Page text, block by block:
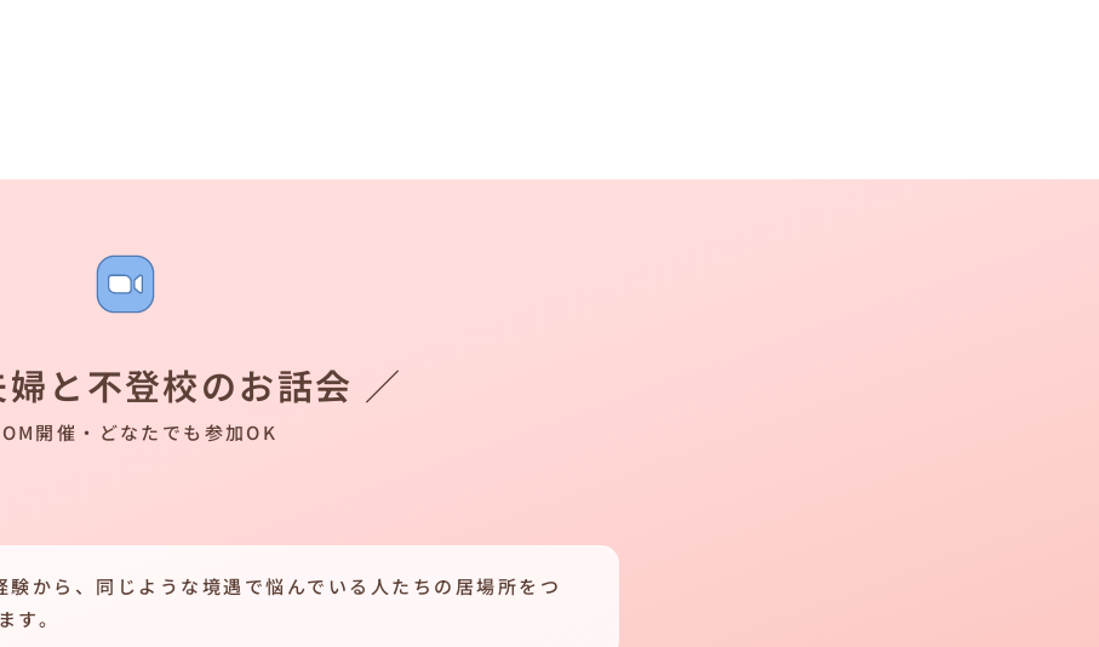
と不登校のお話会 ／
開催・どなたでも参加OK
から、同じような境遇で悩んでいる人たちの居場所をつ
す。